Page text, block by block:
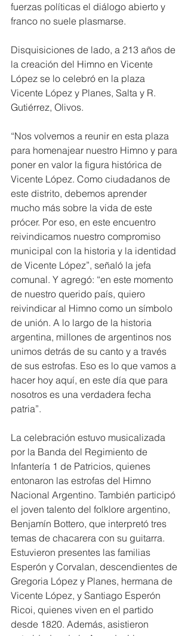
fuerzas políticas el diálogo abierto y
franco no suele plasmarse.
Disquisiciones de lado, a 213 años de
la creación del Himno en Vicente
López se lo celebró en la plaza
Vicente López y Planes, Salta y R.
Gutiérrez, Olivos.
“Nos volvemos a reunir en esta plaza
para homenajear nuestro Himno y para
poner en valor la figura histórica de
Vicente López. Como ciudadanos de
este distrito, debemos aprender
mucho más sobre la vida de este
prócer. Por eso, en este encuentro
reivindicamos nuestro compromiso
municipal con la historia y la identidad
de Vicente López”, señaló la jefa
comunal. Y agregó: “en este momento
de nuestro querido país, quiero
reivindicar al Himno como un símbolo
de unión. A lo largo de la historia
argentina, millones de argentinos nos
unimos detrás de su canto y a través
de sus estrofas. Eso es lo que vamos a
hacer hoy aquí, en este día que para
nosotros es una verdadera fecha
patria”.
La celebración estuvo musicalizada
por la Banda del Regimiento de
Infantería 1 de Patricios, quienes
entonaron las estrofas del Himno
Nacional Argentino. También participó
el joven talento del folklore argentino,
Benjamín Bottero, que interpretó tres
temas de chacarera con su guitarra.
Estuvieron presentes las familias
Esperón y Corvalan, descendientes de
Gregoria López y Planes, hermana de
Vicente López, y Santiago Esperón
Ricoi, quienes viven en el partido
desde 1820. Además, asistieron